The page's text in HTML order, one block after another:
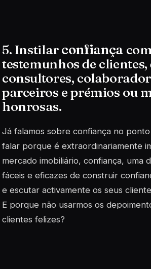
5. Instilarconfiança
testemunhos de clientes,
consultores,
parceiros e prémios ou
honrosas.
Já falamos sobre confiança no
falar porque é extraordinariamente
mercado imobiliário, confiança, uma
fáceis e eficazes de construir
e escutar activamente os seus
E porque não usarmos os
clientes felizes?